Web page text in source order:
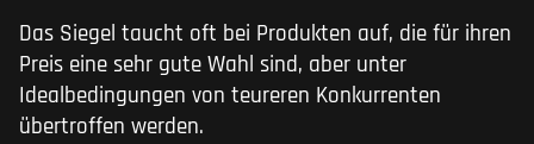
Das Siegel taucht oft bei Produkten auf, die für ihren
Preis eine sehr gute Wahl sind, aber unter
Idealbedingungen von teureren Konkurrenten
übertroffen werden.